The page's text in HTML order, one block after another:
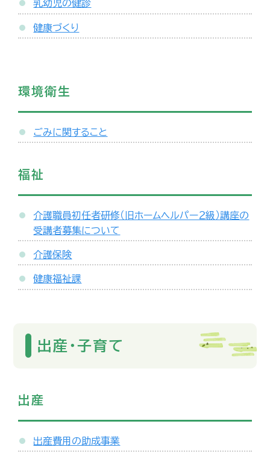
乳幼児の健診
健康づくり
環境衛生
ごみに関すること
福祉
介護職員初任者研修（旧ホームヘルパー２級）講座の
受講者募集について
介護保険
健康福祉課
出産・子育て
出産
出産費用の助成事業